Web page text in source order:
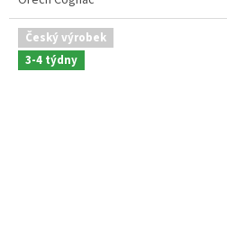
Český výrobek
3-4 týdny